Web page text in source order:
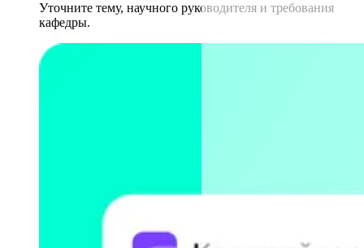
Уточните тему, научного руководителя и требования
кафедры.